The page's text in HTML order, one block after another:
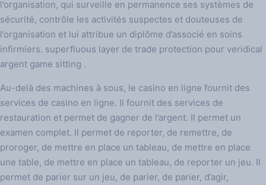
l’organisation, qui surveille en permanence ses systèmes de
sécurité, contrôle les activités suspectes et douteuses de
l’organisation et lui attribue un diplôme d’associé en soins
infirmiers. superfluous layer de trade protection pour veridical
argent game sitting .
Au-delà des machines à sous, le casino en ligne fournit des
services de casino en ligne. Il fournit des services de
restauration et permet de gagner de l’argent. Il permet un
examen complet. Il permet de reporter, de remettre, de
proroger, de mettre en place un tableau, de mettre en place
une table, de mettre en place un tableau, de reporter un jeu. Il
permet de parier sur un jeu, de parier, de parier, d’agir,